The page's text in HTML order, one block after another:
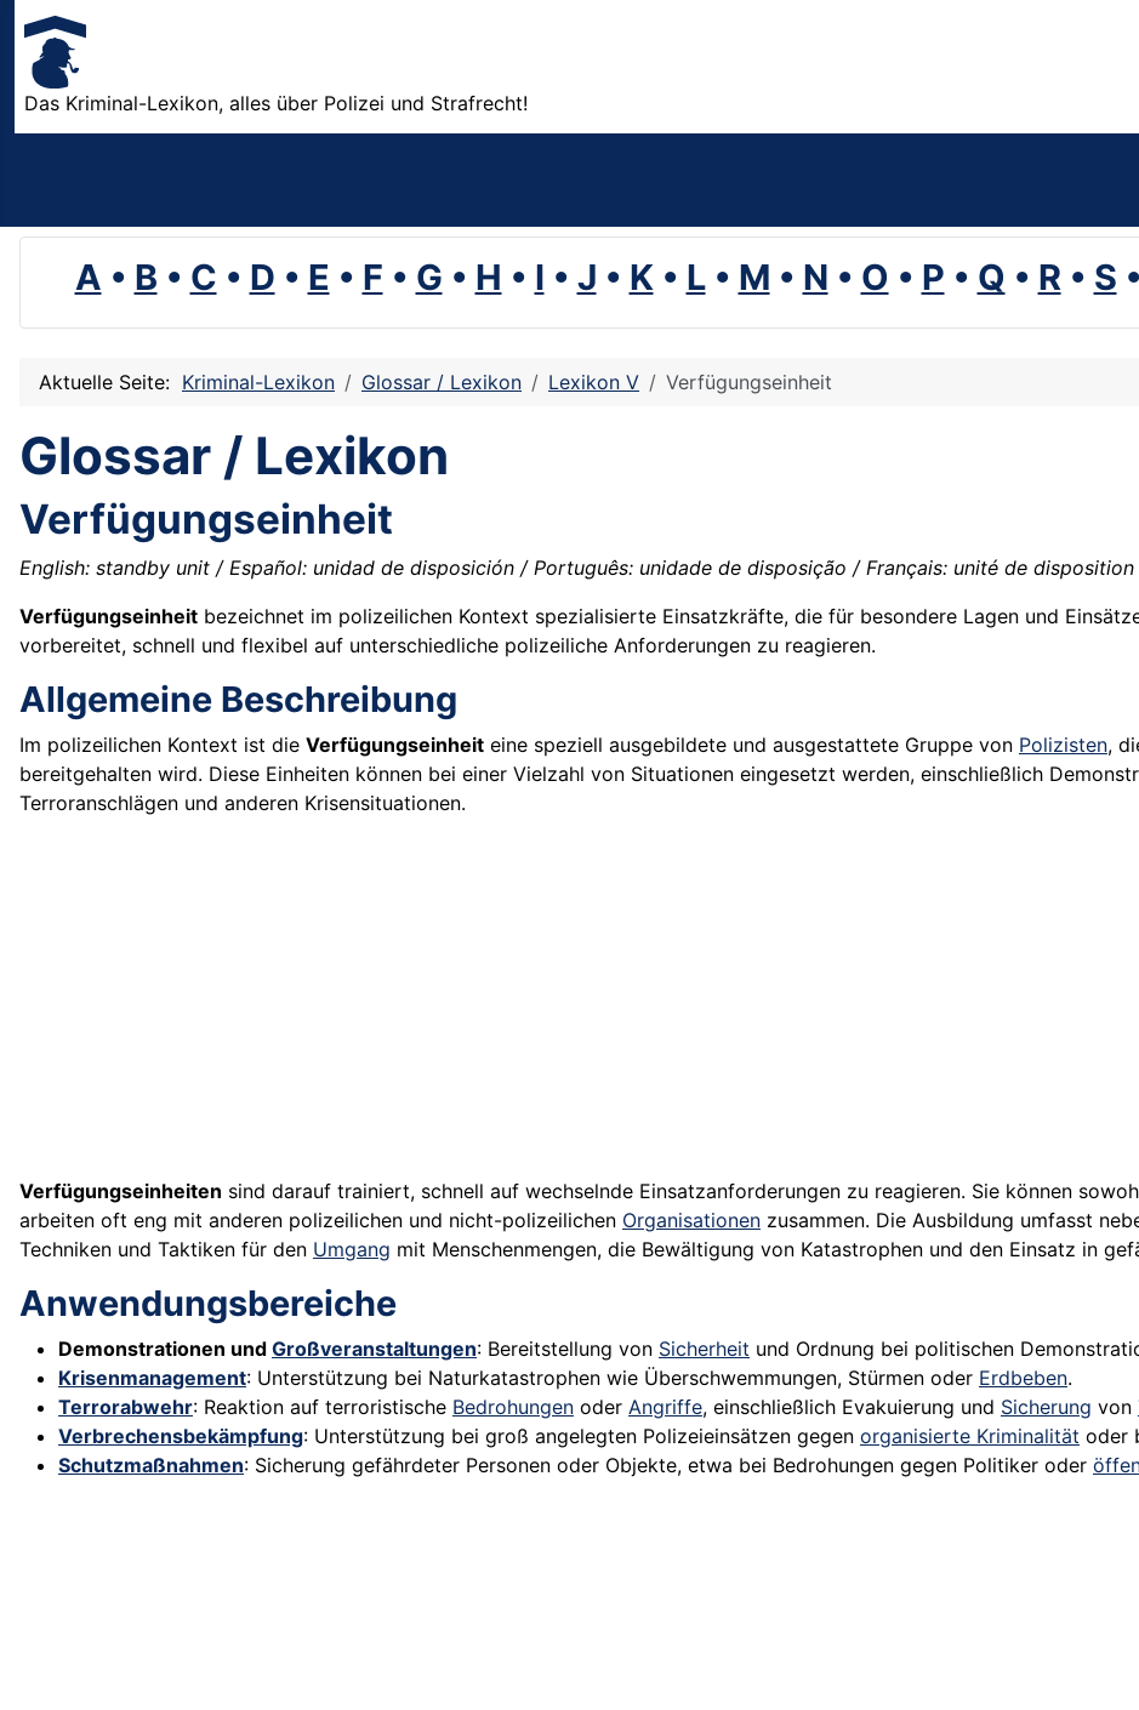
Das Kriminal-Lexikon, alles über Polizei und Strafrecht!
A • B • C • D • E • F • G • H • I • J • K• L• M • N • O • P • Q • R• S •
Aktuelle Seite: Kriminal-Lexikon Glossar / Lexikon Lexikon V Verfügungseinheit
Glossar / Lexikon
Verfügungseinheit
English: standby unit / Español: unidad de disposición / Português: unidade de disposição / Français: unité de
Verfügungseinheit bezeichnet im polizeilichen Kontext spezialisierte Einsatzkräfte, die für besondere Lagen und
vorbereitet, schnell und flexibel auf unterschiedliche polizeiliche Anforderungen zu reagieren.
Allgemeine Beschreibung
Im polizeilichen Kontext ist die Verfügungseinheit eine speziell ausgebildete und ausgestattete Gruppe von Polizisten,
bereitgehalten wird. Diese Einheiten können bei einer Vielzahl von Situationen eingesetzt werden, einschließlich
Terroranschlägen und anderen Krisensituationen.
Verfügungseinheiten sind darauf trainiert, schnell auf wechselnde Einsatzanforderungen zu reagieren. Sie können
arbeiten oft eng mit anderen polizeilichen und nicht-polizeilichen Organisationen zusammen. Die Ausbildung umfasst
Techniken und Taktiken für den Umgang mit Menschenmengen, die Bewältigung von Katastrophen und den Einsatz in
Anwendungsbereiche
Demonstrationen und Großveranstaltungen: Bereitstellung von Sicherheit und Ordnung bei politischen
Krisenmanagement: Unterstützung bei Naturkatastrophen wie Überschwemmungen, Stürmen oder Erdbeben.
Terrorabwehr: Reaktion auf terroristische Bedrohungen oder Angriffe, einschließlich Evakuierung und Sicherung von
Verbrechensbekämpfung: Unterstützung bei groß angelegten Polizeieinsätzen gegen organisierte Kriminalität oder
Schutzmaßnahmen: Sicherung gefährdeter Personen oder Objekte, etwa bei Bedrohungen gegen Politiker oder